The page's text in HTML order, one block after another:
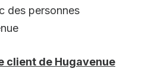
des personnes
client de Hugavenue